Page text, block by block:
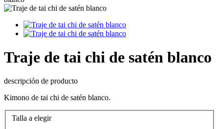
Traje de tai chi de satén blanco
descripción de producto
Kimono de tai chi de satén blanco.
Talla a elegir